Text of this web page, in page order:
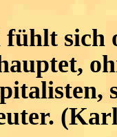
sich